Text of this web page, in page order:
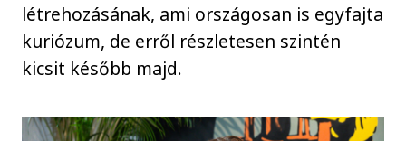
létrehozásának, ami országosan is egyfajta
kuriózum, de erről részletesen szintén
kicsit később majd.